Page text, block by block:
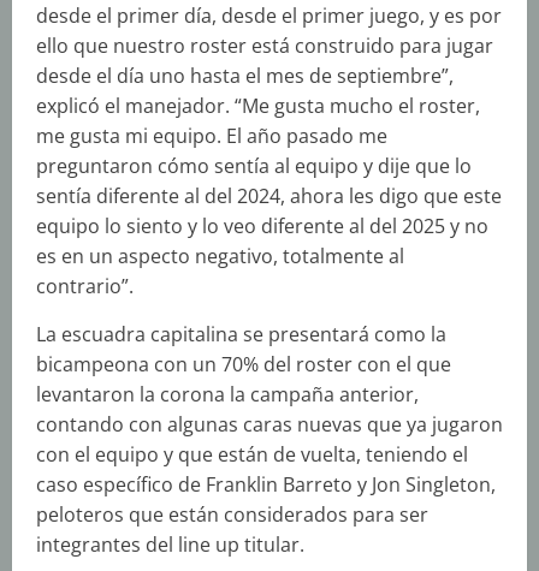
desde el primer día, desde el primer juego, y es por
ello que nuestro roster está construido para jugar
desde el día uno hasta el mes de septiembre”,
explicó el manejador. “Me gusta mucho el roster,
me gusta mi equipo. El año pasado me
preguntaron cómo sentía al equipo y dije que lo
sentía diferente al del 2024, ahora les digo que este
equipo lo siento y lo veo diferente al del 2025 y no
es en un aspecto negativo, totalmente al
contrario”.
La escuadra capitalina se presentará como la
bicampeona con un 70% del roster con el que
levantaron la corona la campaña anterior,
contando con algunas caras nuevas que ya jugaron
con el equipo y que están de vuelta, teniendo el
caso específico de Franklin Barreto y Jon Singleton,
peloteros que están considerados para ser
integrantes del line up titular.